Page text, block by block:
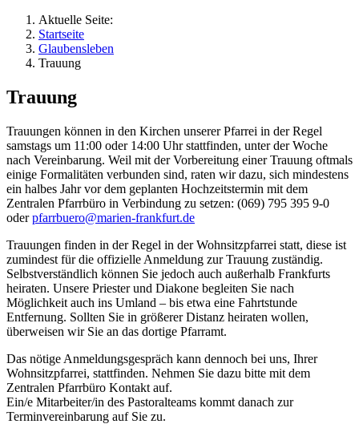
Aktuelle Seite:
Startseite
Glaubensleben
Trauung
Trauung
Trauungen können in den Kirchen unserer Pfarrei in der Regel
samstags um 11:00 oder 14:00 Uhr stattfinden, unter der Woche
nach Vereinbarung. Weil mit der Vorbereitung einer Trauung oftmals
einige Formalitäten verbunden sind, raten wir dazu, sich mindestens
ein halbes Jahr vor dem geplanten Hochzeitstermin mit dem
Zentralen Pfarrbüro in Verbindung zu setzen: (069) 795 395 9-0
oderpfarrbuero@marien-frankfurt.de
Trauungen finden in der Regel in der Wohnsitzpfarrei statt, diese ist
zumindest für die offizielle Anmeldung zur Trauung zuständig.
Selbstverständlich können Sie jedoch auch außerhalb Frankfurts
heiraten. Unsere Priester und Diakone begleiten Sie nach
Möglichkeit auch ins Umland – bis etwa eine Fahrtstunde
Entfernung. Sollten Sie in größerer Distanz heiraten wollen,
überweisen wir Sie an das dortige Pfarramt.
Das nötige Anmeldungsgespräch kann dennoch bei uns, Ihrer
Wohnsitzpfarrei, stattfinden. Nehmen Sie dazu bitte mit dem
Zentralen Pfarrbüro Kontakt auf.
Ein/e Mitarbeiter/in des Pastoralteams kommt danach zur
Terminvereinbarung auf Sie zu.